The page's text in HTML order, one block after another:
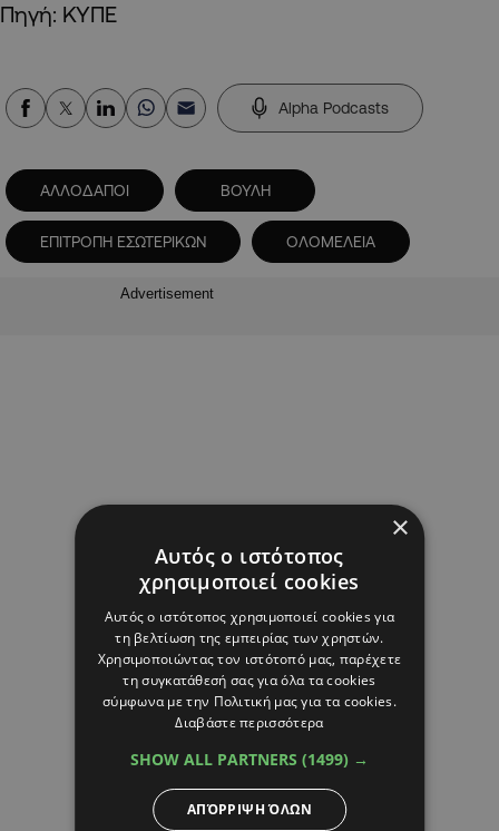
Πηγή: ΚΥΠΕ
Alpha Podcasts
ΑΛΛΟΔΑΠΟΙ ΒΟΥΛΗ
ΕΠΙΤΡΟΠΗ ΕΣΩΤΕΡΙΚΩΝ ΟΛΟΜΕΛΕΙΑ
Advertisement
×
Αυτός ο ιστότοπος
χρησιμοποιεί cookies
Αυτός ο ιστότοπος χρησιμοποιεί cookies για
τη βελτίωση της εμπειρίας των χρηστών.
Χρησιμοποιώντας τον ιστότοπό μας, παρέχετε
τη συγκατάθεσή σας για όλα τα cookies
σύμφωνα με την Πολιτική μας για τα cookies.
Διαβάστε περισσότερα
SHOW ALL PARTNERS (1499) →
ΑΠΌΡΡΙΨΗ ΌΛΩΝ